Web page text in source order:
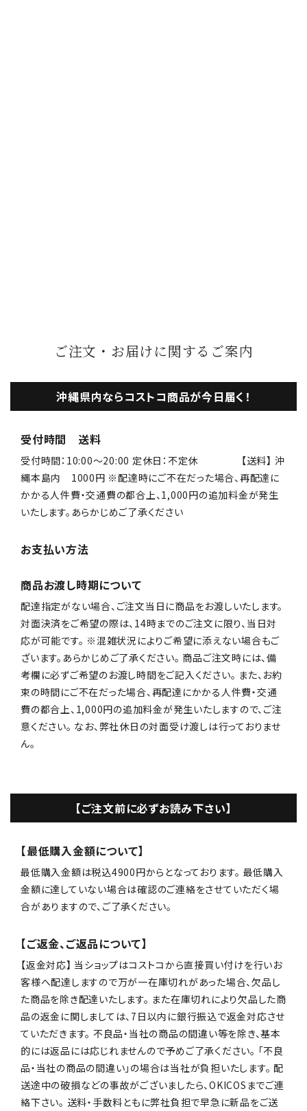
ご注文・お届けに関するご案内
沖縄県内ならコストコ商品が今日届く！
受付時間 送料
受付時間：10:00〜20:00 定休日：不定休 【送料】 沖
縄本島内 1000円 ※配達時にご不在だった場合、再配達に
かかる人件費・交通費の都合上、1,000円の追加料金が発生
いたします。あらかじめご了承ください
お支払い方法
商品お渡し時期について
配達指定がない場合、ご注文当日に商品をお渡しいたします。
対面決済をご希望の際は、14時までのご注文に限り、当日対
応が可能です。 ※混雑状況によりご希望に添えない場合もご
ざいます。あらかじめご了承ください。 商品ご注文時には、備
考欄に必ずご希望のお渡し時間をご記入ください。 また、お約
束の時間にご不在だった場合、再配達にかかる人件費・交通
費の都合上、1,000円の追加料金が発生いたしますので、ご注
意ください。 なお、弊社休日の対面受け渡しは行っておりませ
ん。
【ご注文前に必ずお読み下さい】
【最低購入金額について】
最低購入金額は税込4900円からとなっております。 最低購入
金額に達していない場合は確認のご連絡をさせていただく場
合がありますので、ご了承ください。
【ご返金、ご返品について】
【返金対応】 当ショップはコストコから直接買い付けを行いお
客様へ配達しますので万が一在庫切れがあった場合、欠品し
た商品を除き配達いたします。 また在庫切れにより欠品した商
品の返金に関しましては、7日以内に銀行振込で返金対応させ
ていただきます。 不良品・当社の商品の間違い等を除き、基本
的には返品には応じれませんので予めご了承ください。 「不良
品・当社の商品の間違い」の場合は当社が負担いたします。 配
送途中の破損などの事故がございましたら、OKICOSまでご連
絡下さい。 送料・手数料ともに弊社負担で早急に新品をご送